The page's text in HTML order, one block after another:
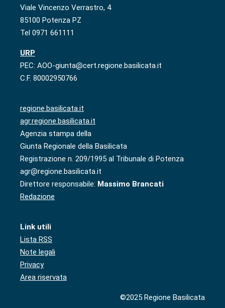
Viale Vincenzo Verrastro, 4
85100 Potenza PZ
Tel 0971 661111
URP
PEC: AOO-giunta@cert.regione.basilicata.it
C.F. 80002950766
regione.basilicata.it
agr.regione.basilicata.it
Agenzia stampa della
Giunta Regionale della Basilicata
Registrazione n. 209/1995 al Tribunale di Potenza
agr@regione.basilicata.it
Direttore responsabile: Massimo Brancati
Redazione
Link utili
Lista RSS
Note legali
Privacy
Area riservata
©2025 Regione Basilicata